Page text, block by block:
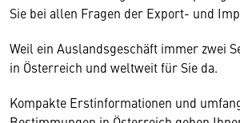
Sie bei allen Fragen der Export- und
Weil ein Auslandsgeschäft immer zwei
in Österreich und weltweit für Sie da.
Kompakte Erstinformationen und